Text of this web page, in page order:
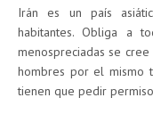
Irán es un país
habitantes. Obliga a
menospreciadas se
hombres por el mismo
tienen que pedir